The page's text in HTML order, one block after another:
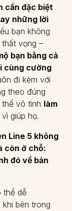
cần đặc biệt
những lời
bạn không
vọng –
bạn bằng cả
cùng cường
đi kèm với
theo đúng
vô tình làm
giúp họ.
Line 5 không
còn ở chỗ:
đó về bản
thể dễ
bên trong